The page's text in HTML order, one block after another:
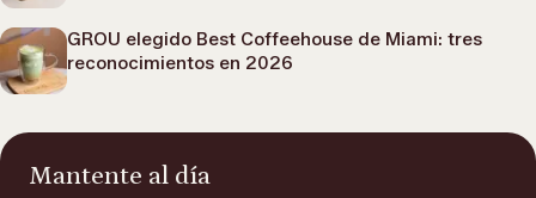
GROU elegido Best Coffeehouse de Miami: tres
reconocimientos en 2026
Mantente al día